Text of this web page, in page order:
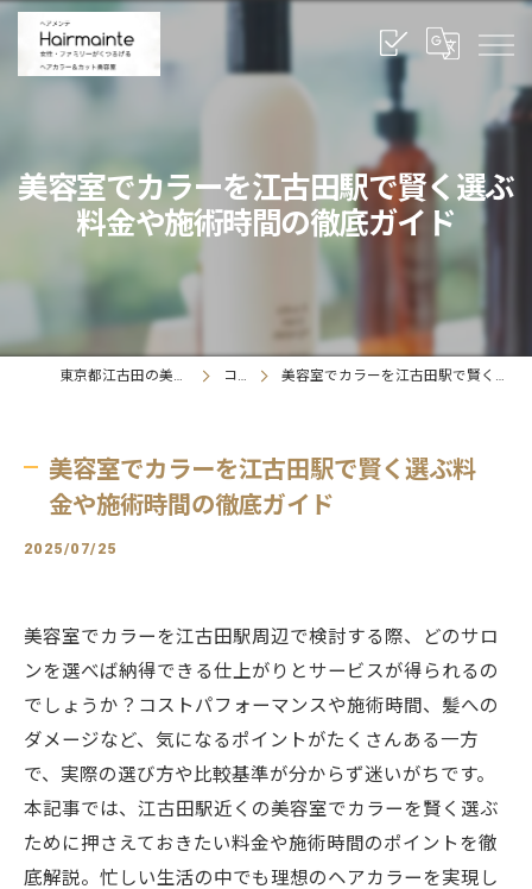
美容室でカラーを江古田駅で賢く選ぶ
料金や施術時間の徹底ガイド
東京都江古田の美容室ならヘアメンテ コラム 美容室でカラーを江古田駅で賢く選ぶ料金や施術時間の徹底ガイド
美容室でカラーを江古田駅で賢く選ぶ料
金や施術時間の徹底ガイド
2025/07/25
美容室でカラーを江古田駅周辺で検討する際、どのサロ
ンを選べば納得できる仕上がりとサービスが得られるの
でしょうか？コストパフォーマンスや施術時間、髪への
ダメージなど、気になるポイントがたくさんある一方
で、実際の選び方や比較基準が分からず迷いがちです。
本記事では、江古田駅近くの美容室でカラーを賢く選ぶ
ために押さえておきたい料金や施術時間のポイントを徹
底解説。忙しい生活の中でも理想のヘアカラーを実現し